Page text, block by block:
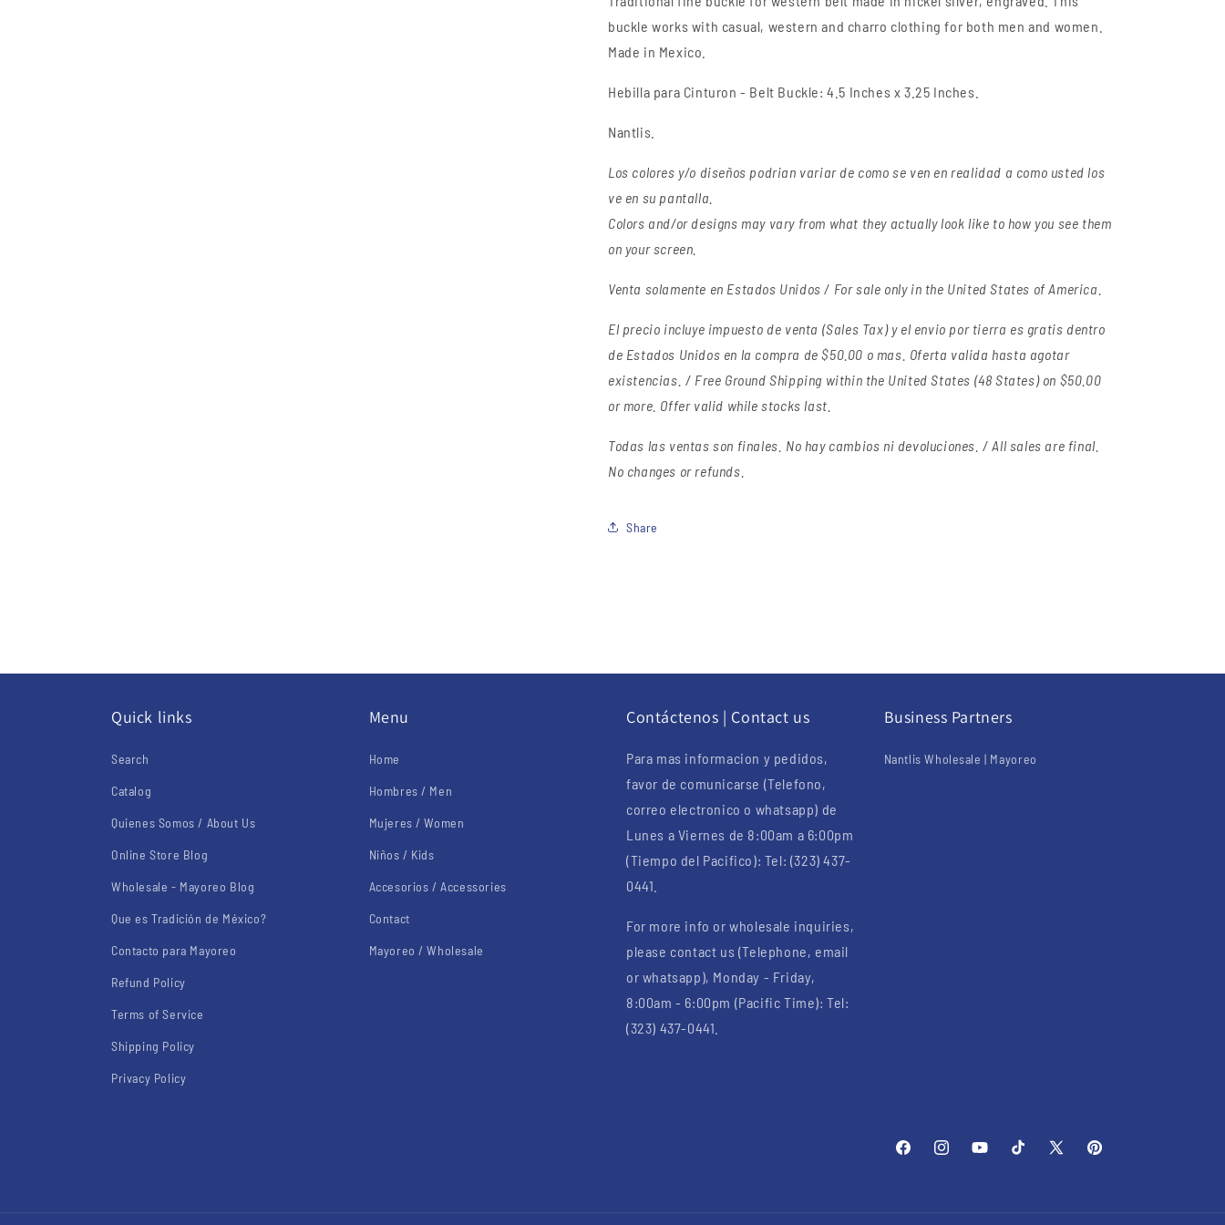
buckle works with casual, western and charro clothing for both men and women.
Made in Mexico.
Hebilla para Cinturon - Belt Buckle:4.5 Inches x 3.25 Inches.
Nantlis.
Los colores y/o diseños podrian variar de como se ven en realidad a como usted los
ve en su pantalla.
Colors and/or designs may vary from what they actually look like to how you see them
on your screen.
Venta solamente en Estados Unidos / For sale only in the United States of America.
El precio incluye impuesto de venta (Sales Tax) y el envio por tierra es gratis dentro
de Estados Unidos en la compra de $50.00 o mas. Oferta valida hasta agotar
existencias. / Free Ground Shipping within the United States (48 States) on $50.00
or more. Offer valid while stocks last.
Todas las ventas son finales. No hay cambios ni devoluciones. / All sales are final.
No changes or refunds.
Share
Quick links
Search
Catalog
Quienes Somos / About Us
Online Store Blog
Wholesale - Mayoreo Blog
Que es Tradición de México?
Contacto para Mayoreo
Refund Policy
Terms of Service
Shipping Policy
Privacy Policy
Menu
Home
Hombres / Men
Mujeres / Women
Niños / Kids
Accesorios / Accessories
Contact
Mayoreo / Wholesale
Contáctenos | Contact us
Para mas informacion y pedidos,
favor de comunicarse (Telefono,
correo electronico o whatsapp) de
Lunes a Viernes de 8:00am a 6:00pm
(Tiempo del Pacifico): Tel: (323) 437-
0441.
For more info or wholesale inquiries,
please contact us (Telephone, email
or whatsapp), Monday - Friday,
8:00am - 6:00pm (Pacific Time): Tel:
(323) 437-0441.
Business Partners
Nantlis Wholesale | Mayoreo
FacebookInstagramYouTubeTikTok
X
Pinterest